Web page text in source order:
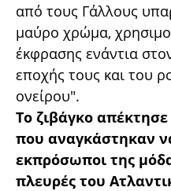
από τους Γάλλους
μαύρο χρώμα,
έκφρασης ενάντια
εποχής τους και του
ονείρου".
Το ζιβάγκο
που αναγκάστηκαν
εκπρόσωποι της
πλευρές του